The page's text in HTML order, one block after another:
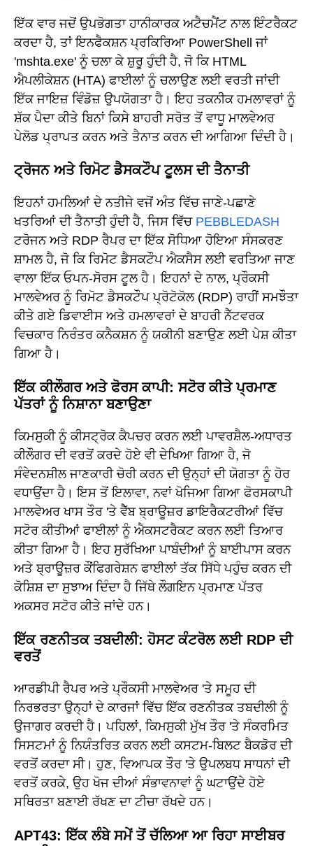
ਇੱਕ ਵਾਰ ਜਦੋਂ ਉਪਭੋਗਤਾ ਹਾਨੀਕਾਰਕ ਅਟੈਚਮੈਂਟ ਨਾਲ ਇੰਟਰੈਕਟ
ਕਰਦਾ ਹੈ, ਤਾਂ ਇਨਫੈਕਸ਼ਨ ਪ੍ਰਕਿਰਿਆ PowerShell ਜਾਂ
'mshta.exe' ਨੂੰ ਚਲਾ ਕੇ ਸ਼ੁਰੂ ਹੁੰਦੀ ਹੈ, ਜੋ ਕਿ HTML
ਐਪਲੀਕੇਸ਼ਨ (HTA) ਫਾਈਲਾਂ ਨੂੰ ਚਲਾਉਣ ਲਈ ਵਰਤੀ ਜਾਂਦੀ
ਇੱਕ ਜਾਇਜ਼ ਵਿੰਡੋਜ਼ ਉਪਯੋਗਤਾ ਹੈ। ਇਹ ਤਕਨੀਕ ਹਮਲਾਵਰਾਂ ਨੂੰ
ਸ਼ੱਕ ਪੈਦਾ ਕੀਤੇ ਬਿਨਾਂ ਕਿਸੇ ਬਾਹਰੀ ਸਰੋਤ ਤੋਂ ਵਾਧੂ ਮਾਲਵੇਅਰ
ਪੇਲੋਡ ਪ੍ਰਾਪਤ ਕਰਨ ਅਤੇ ਤੈਨਾਤ ਕਰਨ ਦੀ ਆਗਿਆ ਦਿੰਦੀ ਹੈ।
ਟ੍ਰੋਜਨ ਅਤੇ ਰਿਮੋਟ ਡੈਸਕਟੌਪ ਟੂਲਸ ਦੀ ਤੈਨਾਤੀ
ਇਹਨਾਂ ਹਮਲਿਆਂ ਦੇ ਨਤੀਜੇ ਵਜੋਂ ਅੰਤ ਵਿੱਚ ਜਾਣੇ-ਪਛਾਣੇ
ਖਤਰਿਆਂ ਦੀ ਤੈਨਾਤੀ ਹੁੰਦੀ ਹੈ, ਜਿਸ ਵਿੱਚ PEBBLEDASH
ਟਰੋਜਨ ਅਤੇ RDP ਰੈਪਰ ਦਾ ਇੱਕ ਸੋਧਿਆ ਹੋਇਆ ਸੰਸਕਰਣ
ਸ਼ਾਮਲ ਹੈ, ਜੋ ਕਿ ਰਿਮੋਟ ਡੈਸਕਟੌਪ ਐਕਸੈਸ ਲਈ ਵਰਤਿਆ ਜਾਣ
ਵਾਲਾ ਇੱਕ ਓਪਨ-ਸੋਰਸ ਟੂਲ ਹੈ। ਇਹਨਾਂ ਦੇ ਨਾਲ, ਪ੍ਰੌਕਸੀ
ਮਾਲਵੇਅਰ ਨੂੰ ਰਿਮੋਟ ਡੈਸਕਟੌਪ ਪ੍ਰੋਟੋਕੋਲ (RDP) ਰਾਹੀਂ ਸਮਝੌਤਾ
ਕੀਤੇ ਗਏ ਡਿਵਾਈਸ ਅਤੇ ਹਮਲਾਵਰਾਂ ਦੇ ਬਾਹਰੀ ਨੈੱਟਵਰਕ
ਵਿਚਕਾਰ ਨਿਰੰਤਰ ਕਨੈਕਸ਼ਨ ਨੂੰ ਯਕੀਨੀ ਬਣਾਉਣ ਲਈ ਪੇਸ਼ ਕੀਤਾ
ਗਿਆ ਹੈ।
ਇੱਕ ਕੀਲੌਗਰ ਅਤੇ ਫੋਰਸ ਕਾਪੀ: ਸਟੋਰ ਕੀਤੇ ਪ੍ਰਮਾਣ
ਪੱਤਰਾਂ ਨੂੰ ਨਿਸ਼ਾਨਾ ਬਣਾਉਣਾ
ਕਿਮਸੁਕੀ ਨੂੰ ਕੀਸਟ੍ਰੋਕ ਕੈਪਚਰ ਕਰਨ ਲਈ ਪਾਵਰਸ਼ੈਲ-ਅਧਾਰਤ
ਕੀਲੌਗਰ ਦੀ ਵਰਤੋਂ ਕਰਦੇ ਹੋਏ ਵੀ ਦੇਖਿਆ ਗਿਆ ਹੈ, ਜੋ
ਸੰਵੇਦਨਸ਼ੀਲ ਜਾਣਕਾਰੀ ਚੋਰੀ ਕਰਨ ਦੀ ਉਨ੍ਹਾਂ ਦੀ ਯੋਗਤਾ ਨੂੰ ਹੋਰ
ਵਧਾਉਂਦਾ ਹੈ। ਇਸ ਤੋਂ ਇਲਾਵਾ, ਨਵਾਂ ਖੋਜਿਆ ਗਿਆ ਫੋਰਸਕਾਪੀ
ਮਾਲਵੇਅਰ ਖਾਸ ਤੌਰ 'ਤੇ ਵੈੱਬ ਬ੍ਰਾਊਜ਼ਰ ਡਾਇਰੈਕਟਰੀਆਂ ਵਿੱਚ
ਸਟੋਰ ਕੀਤੀਆਂ ਫਾਈਲਾਂ ਨੂੰ ਐਕਸਟਰੈਕਟ ਕਰਨ ਲਈ ਤਿਆਰ
ਕੀਤਾ ਗਿਆ ਹੈ। ਇਹ ਸੁਰੱਖਿਆ ਪਾਬੰਦੀਆਂ ਨੂੰ ਬਾਈਪਾਸ ਕਰਨ
ਅਤੇ ਬ੍ਰਾਊਜ਼ਰ ਕੌਂਫਿਗਰੇਸ਼ਨ ਫਾਈਲਾਂ ਤੱਕ ਸਿੱਧੇ ਪਹੁੰਚ ਕਰਨ ਦੀ
ਕੋਸ਼ਿਸ਼ ਦਾ ਸੁਝਾਅ ਦਿੰਦਾ ਹੈ ਜਿੱਥੇ ਲੌਗਇਨ ਪ੍ਰਮਾਣ ਪੱਤਰ
ਅਕਸਰ ਸਟੋਰ ਕੀਤੇ ਜਾਂਦੇ ਹਨ।
ਇੱਕ ਰਣਨੀਤਕ ਤਬਦੀਲੀ: ਹੋਸਟ ਕੰਟਰੋਲ ਲਈ RDP ਦੀ
ਵਰਤੋਂ
ਆਰਡੀਪੀ ਰੈਪਰ ਅਤੇ ਪ੍ਰੌਕਸੀ ਮਾਲਵੇਅਰ 'ਤੇ ਸਮੂਹ ਦੀ
ਨਿਰਭਰਤਾ ਉਨ੍ਹਾਂ ਦੇ ਕਾਰਜਾਂ ਵਿੱਚ ਇੱਕ ਰਣਨੀਤਕ ਤਬਦੀਲੀ ਨੂੰ
ਉਜਾਗਰ ਕਰਦੀ ਹੈ। ਪਹਿਲਾਂ, ਕਿਮਸੁਕੀ ਮੁੱਖ ਤੌਰ 'ਤੇ ਸੰਕਰਮਿਤ
ਸਿਸਟਮਾਂ ਨੂੰ ਨਿਯੰਤਰਿਤ ਕਰਨ ਲਈ ਕਸਟਮ-ਬਿਲਟ ਬੈਕਡੋਰ ਦੀ
ਵਰਤੋਂ ਕਰਦਾ ਸੀ। ਹੁਣ, ਵਿਆਪਕ ਤੌਰ 'ਤੇ ਉਪਲਬਧ ਸਾਧਨਾਂ ਦੀ
ਵਰਤੋਂ ਕਰਕੇ, ਉਹ ਖੋਜ ਦੀਆਂ ਸੰਭਾਵਨਾਵਾਂ ਨੂੰ ਘਟਾਉਂਦੇ ਹੋਏ
ਸਥਿਰਤਾ ਬਣਾਈ ਰੱਖਣ ਦਾ ਟੀਚਾ ਰੱਖਦੇ ਹਨ।
APT43: ਇੱਕ ਲੰਬੇ ਸਮੇਂ ਤੋਂ ਚੱਲਿਆ ਆ ਰਿਹਾ ਸਾਈਬਰ